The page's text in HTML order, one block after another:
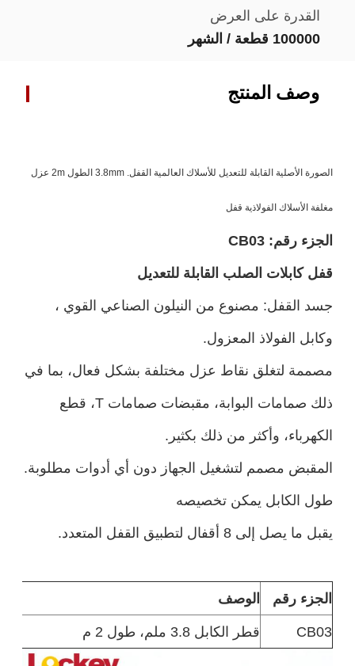
القدرة على العرض
100000 قطعة / الشهر
وصف المنتج
الصورة الأصلية القابلة للتعديل للأسلاك العالمية القفل. 3.8mm الطول 2m عزل
مغلفة الأسلاك الفولاذية قفل
الجزء رقم: CB03
قفل كابلات الصلب القابلة للتعديل
جسد القفل: مصنوع من النيلون الصناعي القوي ،
وكابل الفولاذ المعزول.
مصممة لتغلق نقاط عزل مختلفة بشكل فعال، بما في
ذلك صمامات البوابة، مقبضات صمامات T، قطع
الكهرباء، وأكثر من ذلك بكثير.
المقبض مصمم لتشغيل الجهاز دون أي أدوات مطلوبة.
طول الكابل يمكن تخصيصه
يقبل ما يصل إلى 8 أقفال لتطبيق القفل المتعدد.
الجزء رقم
الوصف
CB03
قطر الكابل 3.8 ملم، طول 2 م